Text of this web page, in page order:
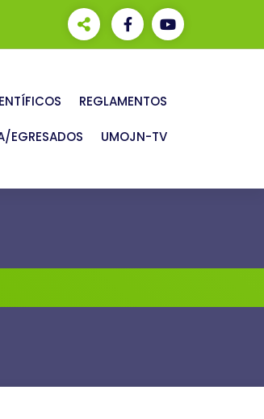
REGLAMENTOS
EGRESADOS UMOJN-TV